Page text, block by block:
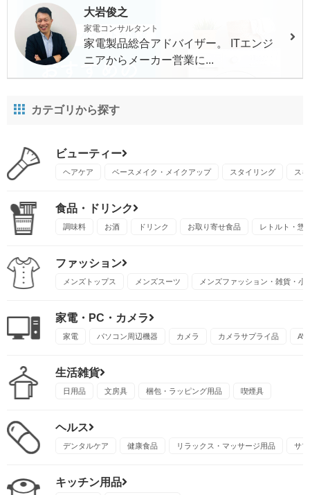
大岩俊之
家電コンサルタント
家電製品総合アドバイザー。 ITエンジ
ニアからメーカー営業に...
カテゴリから探す
ビューティー
ヘアケア ベースメイク・メイクアップ スタイリング ス
食品・ドリンク
調味料 お酒 ドリンク お取り寄せ食品 レトルト・惣
ファッション
メンズトップス メンズスーツ メンズファッション・雑貨・小
家電・PC・カメラ
家電 パソコン周辺機器 カメラ カメラサプライ品 AV
生活雑貨
日用品 文房具 梱包・ラッピング用品 喫煙具
ヘルス
デンタルケア 健康食品 リラックス・マッサージ用品 サ
キッチン用品